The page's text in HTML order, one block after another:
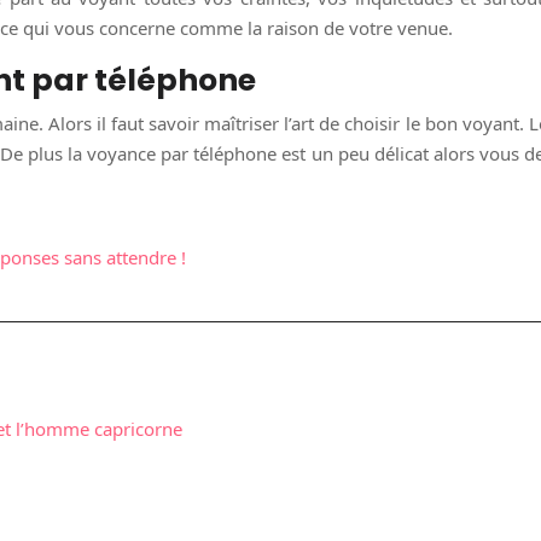
qui vous concerne comme la raison de votre venue.
par téléphone
Alors il faut savoir maîtriser l’art de choisir le bon voyant.
plus la voyance par téléphone est un peu délicat alors vous
sans attendre !
l’homme capricorne